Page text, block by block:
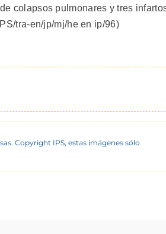
colapsos pulmonares y tres
tra-en/jp/mj/he en ip/96)
Copyright IPS, estas imágenes sólo